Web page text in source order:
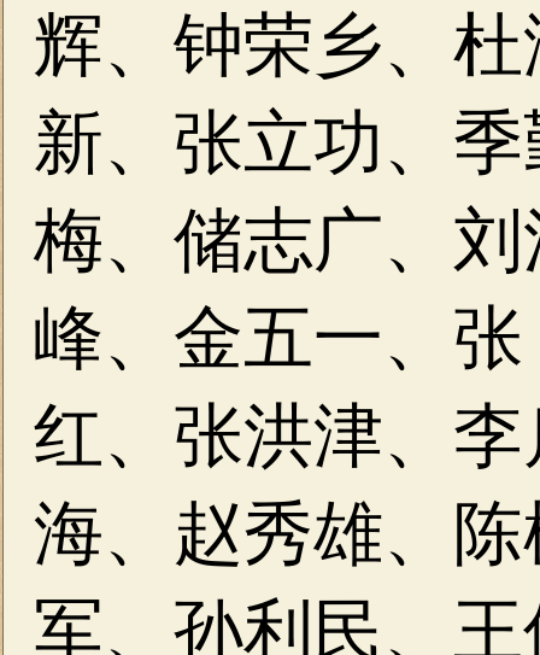
辉、钟荣乡、
新、张立功、
梅、储志广、
峰、金五一、
红、张洪津、
海、赵秀雄、
军、孙利民、